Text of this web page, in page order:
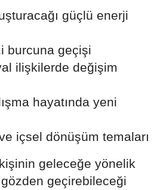
güçlü enerji
burcuna geçişi
ilişkilerde değişim
hayatında yeni
içsel dönüşüm temaları
geleceğe yönelik
gözden geçirebileceği